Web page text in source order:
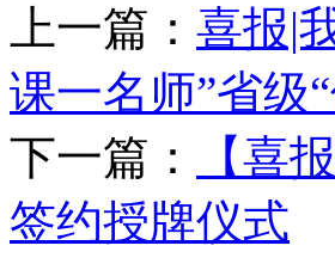
上一篇： 喜报|
课一名师”省级
下一篇：
【喜
签约授牌仪式